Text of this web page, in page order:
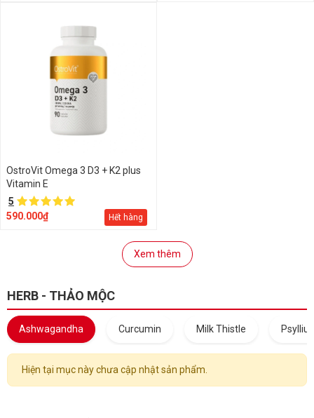
OstroVit Omega 3 D3 + K2 plus
Vitamin E
5
590.000₫
Hết hàng
Xem thêm
HERB - THẢO MỘC
Ashwagandha Curcumin Milk Thistle
Hiện tại mục này chưa cập nhật sản phẩm.